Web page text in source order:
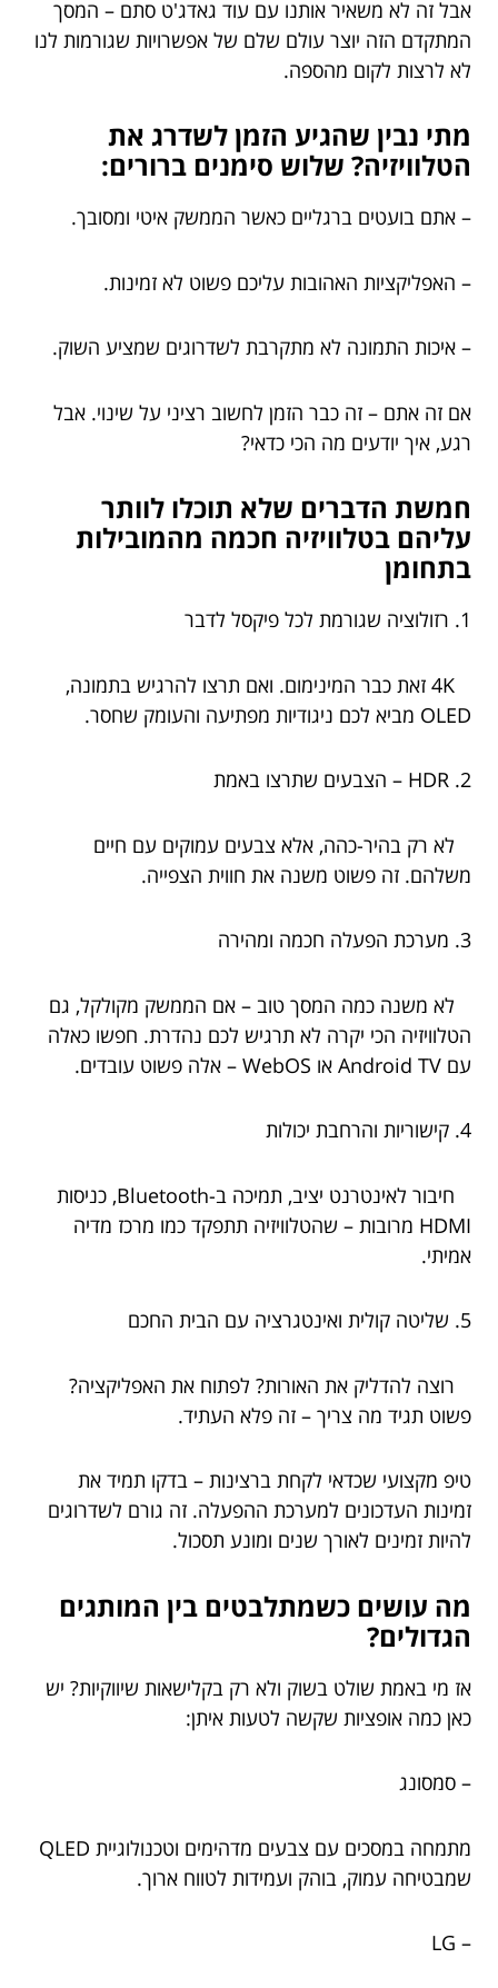
אבל זה לא משאיר אותנו עם עוד גאדג'ט סתם – המסך
המתקדם הזה יוצר עולם שלם של אפשרויות שגורמות לנו
לא לרצות לקום מהספה.
מתי נבין שהגיע הזמן לשדרג את
הטלוויזיה? שלוש סימנים ברורים:
– אתם בועטים ברגליים כאשר הממשק איטי ומסובך.
– האפליקציות האהובות עליכם פשוט לא זמינות.
– איכות התמונה לא מתקרבת לשדרוגים שמציע השוק.
אם זה אתם – זה כבר הזמן לחשוב רציני על שינוי. אבל
רגע, איך יודעים מה הכי כדאי?
חמשת הדברים שלא תוכלו לוותר
עליהם בטלוויזיה חכמה מהמובילות
בתחומן
1. רזולוציה שגורמת לכל פיקסל לדבר
4K זאת כבר המינימום. ואם תרצו להרגיש בתמונה,
OLED מביא לכם ניגודיות מפתיעה והעומק שחסר.
2. HDR – הצבעים שתרצו באמת
לא רק בהיר-כהה, אלא צבעים עמוקים עם חיים
משלהם. זה פשוט משנה את חווית הצפייה.
3. מערכת הפעלה חכמה ומהירה
לא משנה כמה המסך טוב – אם הממשק מקולקל, גם
הטלוויזיה הכי יקרה לא תרגיש לכם נהדרת. חפשו כאלה
עם Android TV או WebOS – אלה פשוט עובדים.
4. קישוריות והרחבת יכולות
חיבור לאינטרנט יציב, תמיכה ב-Bluetooth, כניסות
HDMI מרובות – שהטלוויזיה תתפקד כמו מרכז מדיה
אמיתי.
5. שליטה קולית ואינטגרציה עם הבית החכם
רוצה להדליק את האורות? לפתוח את האפליקציה?
פשוט תגיד מה צריך – זה פלא העתיד.
טיפ מקצועי שכדאי לקחת ברצינות – בדקו תמיד את
זמינות העדכונים למערכת ההפעלה. זה גורם לשדרוגים
להיות זמינים לאורך שנים ומונע תסכול.
מה עושים כשמתלבטים בין המותגים
הגדולים?
אז מי באמת שולט בשוק ולא רק בקלישאות שיווקיות? יש
כאן כמה אופציות שקשה לטעות איתן:
– סמסונג
מתמחה במסכים עם צבעים מדהימים וטכנולוגיית QLED
שמבטיחה עמוק, בוהק ועמידות לטווח ארוך.
– LG